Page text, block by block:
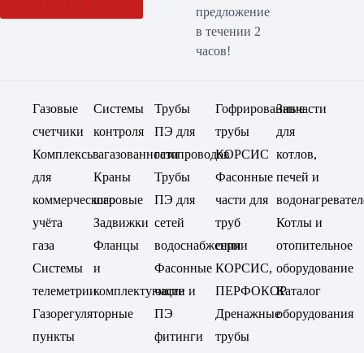
предложение
в течении 2
часов!
Газовые
счетчики
Комплексы
для
коммерческого
учёта
газа
Системы
телеметрии
Газорегуляторные
пункты
Системы
контроля
загазованности
Краны
шаровые
Задвижки
Фланцы
и
комплектующие
Трубы
ПЭ для
газопроводов
Трубы
ПЭ для
сетей
водоснабжения
Фасонные
части и
ПЭ
фитинги
Гофрированные
трубы
КОРСИС
Фасонные
части для
труб
серии
КОРСИС,
ПЕРФОКОР
Дренажные
трубы
Запчасти
для
котлов,
печей и
Котлы и
отопительное
оборудование
Каталог
оборудования